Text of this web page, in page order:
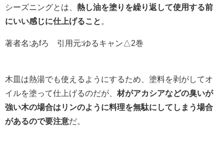
シーズニングとは、 熱し油を塗りを繰り返して使用する前
にいい感じに仕上げること 。
著者名:あfろ 引用元:ゆるキャン△2巻
木皿は熱湯でも使えるようにするため、塗料を剥がしてオ
イルを塗って仕上げるのだが、 材がアカシアなどの臭いが
強い木の場合はリンのように料理を無駄にしてしまう場合
があるので要注意だ。